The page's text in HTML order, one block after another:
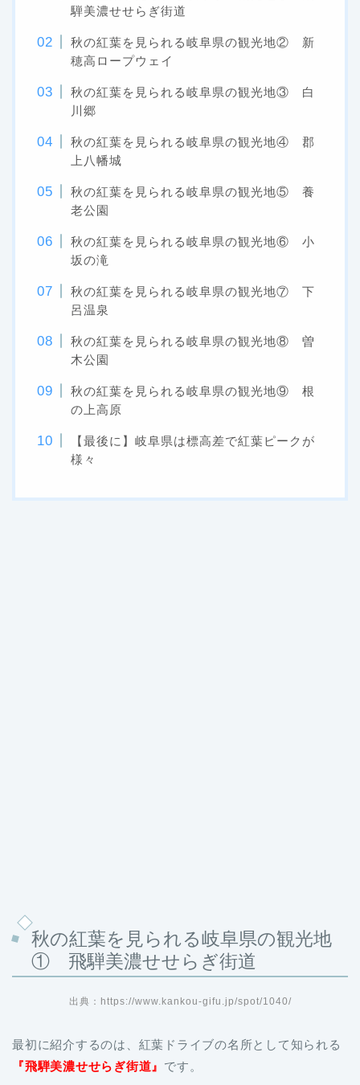
騨美濃せせらぎ街道
秋の紅葉を見られる岐阜県の観光地② 新
穂高ロープウェイ
秋の紅葉を見られる岐阜県の観光地③ 白
川郷
秋の紅葉を見られる岐阜県の観光地④ 郡
上八幡城
秋の紅葉を見られる岐阜県の観光地⑤ 養
老公園
秋の紅葉を見られる岐阜県の観光地⑥ 小
坂の滝
秋の紅葉を見られる岐阜県の観光地⑦ 下
呂温泉
秋の紅葉を見られる岐阜県の観光地⑧ 曽
木公園
秋の紅葉を見られる岐阜県の観光地⑨ 根
の上高原
【最後に】岐阜県は標高差で紅葉ピークが
様々
秋の紅葉を見られる岐阜県の観光地
① 飛騨美濃せせらぎ街道
出典：https://www.kankou-gifu.jp/spot/1040/
最初に紹介するのは、紅葉ドライブの名所として知られる
『飛騨美濃せせらぎ街道』 です。